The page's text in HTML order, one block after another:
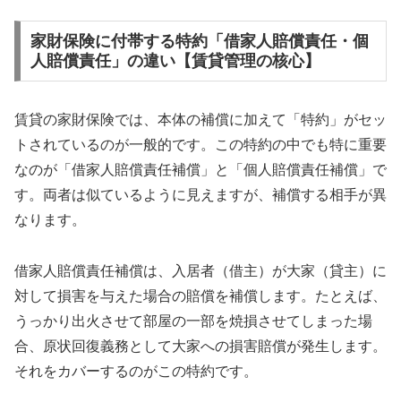
家財保険に付帯する特約「借家人賠償責任・個
人賠償責任」の違い【賃貸管理の核心】
賃貸の家財保険では、本体の補償に加えて「特約」がセッ
トされているのが一般的です。この特約の中でも特に重要
なのが「借家人賠償責任補償」と「個人賠償責任補償」で
す。両者は似ているように見えますが、補償する相手が異
なります。
借家人賠償責任補償は、入居者（借主）が大家（貸主）に
対して損害を与えた場合の賠償を補償します。たとえば、
うっかり出火させて部屋の一部を焼損させてしまった場
合、原状回復義務として大家への損害賠償が発生します。
それをカバーするのがこの特約です。